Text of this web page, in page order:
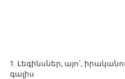
1. Լեգինսներ, այո՛,
գալիս